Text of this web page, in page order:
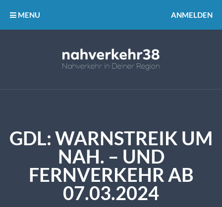
MENU ANMELDEN
GDL: WARNSTREIK UM
NAH. – UND
FERNVERKEHR AB
07.03.2024